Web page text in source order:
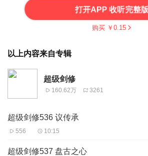
打开APP 收听完整版
购买 ￥ 0.15
以上内容来自专辑
超级剑修
160.62万 3261
超级剑修536 议传承
556 10:15
超级剑修537 盘古之心